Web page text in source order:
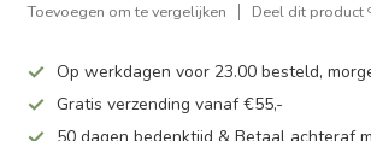
Toevoegen om te vergelijken Deel dit product
Op werkdagen voor 23.00 besteld,
Gratis verzending vanaf €55,-